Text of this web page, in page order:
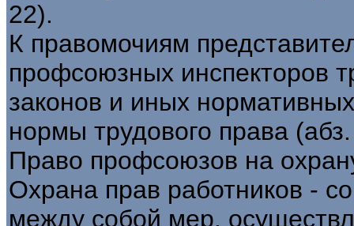
22).
К правомочиям
профсоюзных инспекторов
законов и иных
нормы трудового права
Право профсоюзов на
Охрана прав работников -
между собой мер,